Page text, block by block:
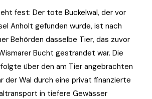
fest: Der tote Buckelwal, der vor
Anholt gefunden wurde, ist nach
Behörden dasselbe Tier, das zuvor
Bucht gestrandet war. Die
über den am Tier angebrachten
der Wal durch eine privat finanzierte
in tiefere Gewässer